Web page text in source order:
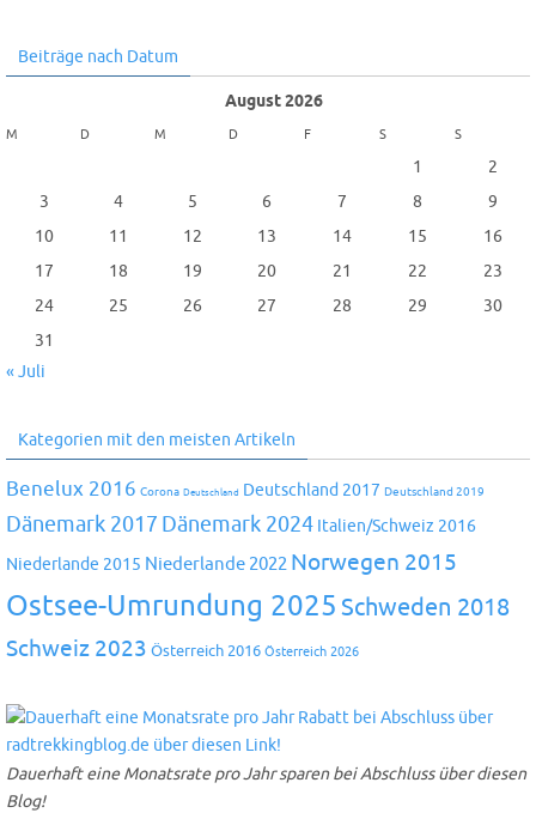
Beiträge nach Datum
August 2026
M D M D F S S
1
2
3
4 5 6 7 8
9
10
11 12 13 14 15
16
17
18 19 20 21 22
23
24
25 26 27 28 29
30
31
« Juli
Kategorien mit den meisten Artikeln
Benelux 2016 Corona Deutschland Deutschland 2017 Deutschland 2019
Dänemark 2017 Dänemark 2024 Italien/Schweiz 2016
Niederlande 2015 Niederlande 2022 Norwegen 2015
Ostsee-Umrundung 2025 Schweden 2018
Schweiz 2023 Österreich 2016 Österreich 2026
Dauerhaft eine Monatsrate pro Jahr sparen bei Abschluss über diesen
Blog!